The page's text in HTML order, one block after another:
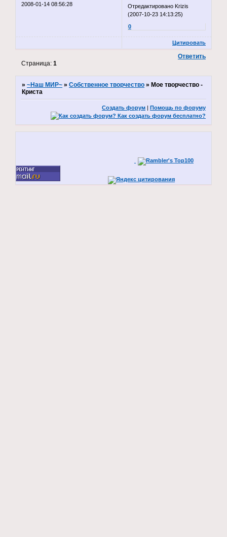
2008-01-14 08:56:28
Отредактировано Krizis
(2007-10-23 14:13:25)
0
Цитировать
Ответить
Страница:1
»~Наш МИР~ »Собственное творчество »Мое творчество -
Криста
Создать форум | Помощь по форуму